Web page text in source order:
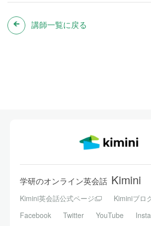
講師一覧に戻る
学研のオンライン英会話 Kimini
Kimini英会話公式ページ
Kiminiブロ
Facebook
Twitter YouTube